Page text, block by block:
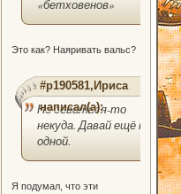
«бетховенов»
Это как? Наяривать вальс?
#p190581,Ириса
написал(а):
Но деваться-то
некуда. Давай ещё по
одной.
Я подумал, что эти